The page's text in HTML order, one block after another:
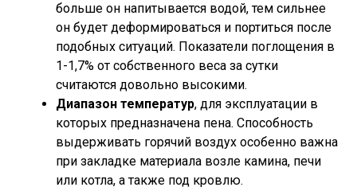
больше он напитывается водой, тем сильнее
он будет деформироваться и портиться после
подобных ситуаций. Показатели поглощения в
1-1,7% от собственного веса за сутки
считаются довольно высокими.
Диапазон температур, для эксплуатации в
которых предназначена пена. Способность
выдерживать горячий воздух особенно важна
при закладке материала возле камина, печи
или котла, а также под кровлю.